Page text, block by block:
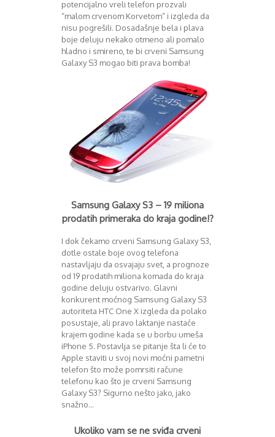
Juli 2014
August 2014
Septembar 2014
Oktobar 2014
Novembar 2014
Januar 2015
Februar 2015
Mart 2015
Decembar 2015
Februar 2016
Mart 2016
Maj 2016
Juni 2016
Juli 2016
August 2016
Septembar 2016
Novembar 2016
Februar 2017
potencijalno vreli telefon prozvali
“malom crvenom Korvetom” i izgleda da
nisu pogrešili. Dosadašnje bela i plava
boje deluju nekako otmeno ali pomalo
hladno i smireno, te bi crveni Samsung
Galaxy S3 mogao biti prava bomba!
Samsung Galaxy S3 – 19 miliona
prodatih primeraka do kraja godine!?
I dok čekamo crveni Samsung Galaxy S3,
dotle ostale boje ovog telefona
nastavljaju da osvajaju svet, a prognoze
od 19 prodatih miliona komada do kraja
godine deluju ostvarivo. Glavni
konkurent moćnog Samsung Galaxy S3
autoriteta HTC One X izgleda da polako
posustaje, ali pravo laktanje nastaće
krajem godine kada se u borbu umeša
iPhone 5. Postavlja se pitanje šta li će to
Apple staviti u svoj novi moćni pametni
telefon što može pomrsiti račune
telefonu kao što je crveni Samsung
Galaxy S3? Sigurno nešto jako, jako
snažno…
Ukoliko vam se ne sviđa crveni